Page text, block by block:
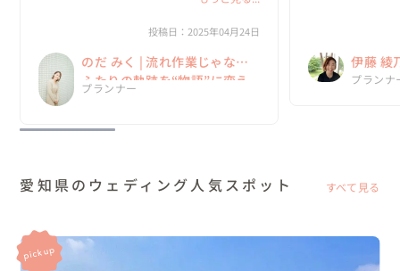
っとした気持ちから入ったけど、みくさんの
ちを聞いてこの人の元で絶対にあげたい！っ
て強...
投稿日：2025年04月24日
のだ みく | 流れ作業じゃない
ふたりの軌跡を“物語”に変え
る一日を
プランナー
くださり、本当
婚式の...
伊藤 綾
No.1！
プランナ
愛知県のウェディング人気スポット すべて見る